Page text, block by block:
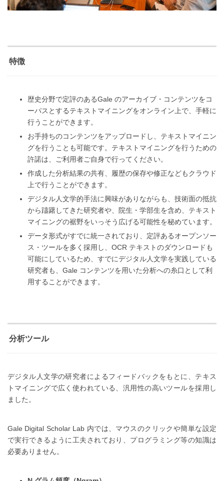
特徴
歴史分野で定評のあるGale のアーカイブ・コンテンツをコ
ーパスとするテキストマイニングをオンライン上で、手軽に
行うことができます。
お手持ちのコンテンツをアップロードし、テキストマイニン
グを行うことも可能です。テキストマイニングを行うための
許諾は、ご利用者ご自身で行ってください。
作成した分析結果の共有、履歴の保存や修正などもクラウド
上で行うことができます。
デジタル人文学的手法に興味がありながらも、技術面の抵抗
から躊躇してきた研究者や、院生・学部生を含め、テキスト
マイニングの裾野をいっそう広げる可能性を秘めています。
データ形式がすでに統一されており、定評あるオープンソー
ス・ツールを多く採用し、OCR テキストのダウンロードも
可能にしているため、すでにデジタル人文学を実践している
研究者も、Gale コンテンツを用いた分析への糸口として利
用することができます。
分析ツール
デジタル人文学の研究者によるフィードバックをもとに、テキス
トマイニングで広く使われている、汎用性の高いツールを採用し
ました。
Gale Digital Scholar Lab 内では、マウスのクリックや簡単な設定
で実行できるように工夫されており、プログラミング等の知識は
必要ありません。